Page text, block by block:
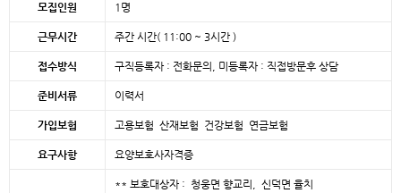
모집인원 1명
근무시간 주간 시간( 11:00 ~ 3시간 )
접수방식 구직등록자 : 전화문의, 미등록자 : 직접방문후 상담
준비서류 이력서
가입보험 고용보험 산재보험 건강보험 연금보험
요구사항 요양보호사자격증
** 보호대상자 : 청웅면 향교리, 신덕면 율치